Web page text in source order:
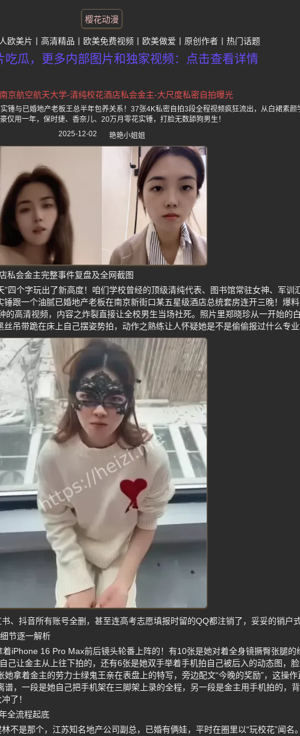
樱花动漫
欧美片 高清精品 欧美免费视频 欧美做爱 原创作者 热门话题
吃瓜，更多内部图片和独家视频：点击查看详情
京航空航天大学-清纯校花酒店私会金主-大尺度私密自拍曝光
锤与已婚地产老板王总半年包养关系！37张4K私密自拍3段全程视频疯狂流出，从白裙素颜
仅用一年，保时捷、香奈儿、20万月零花实锤，打脸无数舔狗男生！
2025-12-02
艳艳小姐姐
私会金主完整事件复盘及全网截图
”四个字玩出了新高度！咱们学校曾经的顶级清纯代表、图书馆常驻女神、军训
跟一个油腻已婚地产老板在南京新街口某五星级酒店总统套房连开三晚！爆
的高清视频，内容之炸裂直接让全校男生当场社死。照片里郑晓珍从一开始的
丝吊带跪在床上自己摆姿势拍，动作之熟练让人怀疑她是不是偷偷报过什么专业
、抖音所有账号全删，甚至连高考志愿填报时留的QQ都注销了，妥妥的销户式
节逐一解析
iPhone 16 Pro Max前后镜头轮番上阵的！有10张是她对着全身镜撅臀张腿的
己让金主从上往下拍的，还有6张是她双手举着手机拍自己被后入的动态图，
拿着金主的劳力士绿鬼王亲在表盘上的特写，旁边配文“今晚的奖励”，这操作
谱，一段是她自己把手机架在三脚架上录的全程，另一段是金主用手机拍的，
了！
全流程起底
不是那个，江苏知名地产公司副总，已婚有俩娃，平时在圈里以“玩校花”闻名